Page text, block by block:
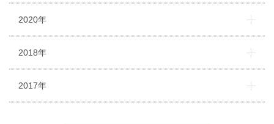
2020年
2018年
2017年